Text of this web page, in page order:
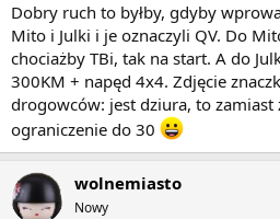
Dobry ruch to byłby, gdyby
Mito i Julki i je oznaczyli QV. Do
chociażby TBi, tak na start. A do
300KM + napęd 4x4. Zdjęcie
drogowców: jest dziura, to zamiast
ograniczenie do 30
wolnemiasto
Nowy